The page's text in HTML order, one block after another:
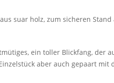
suar holz, zum sicheren
ein toller Blickfang, der
aber auch gepaart